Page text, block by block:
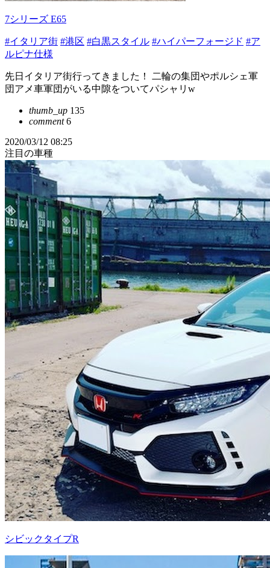
7シリーズ E65
#イタリア街 #港区 #白黒スタイル #ハイパーフォージド #ア
ルピナ仕様
先日イタリア街行ってきました！ 二輪の集団やポルシェ軍
団アメ車軍団がいる中隙をついてパシャリw
thumb_up 135
comment6
2020/03/12 08:25
注目の車種
シビックタイプR